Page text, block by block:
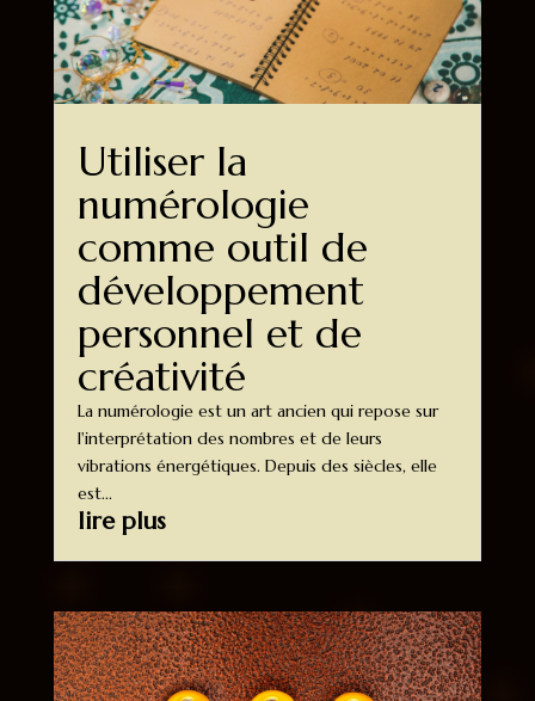
Utiliser la
numérologie
comme outil de
développement
personnel et de
créativité
La numérologie est un art ancien qui repose sur
l'interprétation des nombres et de leurs
vibrations énergétiques. Depuis des siècles, elle
est...
lire plus